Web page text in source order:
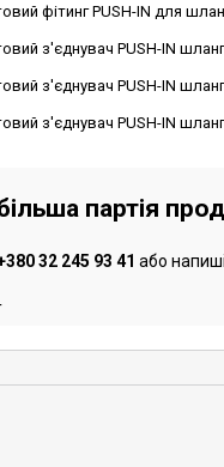
фітинг PUSH-IN для
з'єднувач PUSH-IN
з'єднувач PUSH-IN
з'єднувач PUSH-IN
партія
32 245 93 41 або